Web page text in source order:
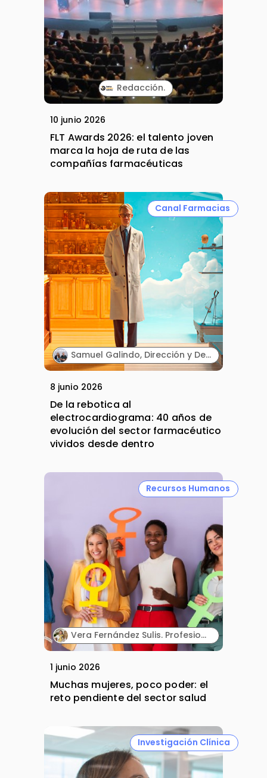
Redacción.
10 junio 2026
FLT Awards 2026: el talento joven
marca la hoja de ruta de las
compañías farmacéuticas
Canal Farmacias
Samuel Galindo, Dirección y Desarrollo de Negocio, y Carmen Galindo, Dirección y Estrategia. Galifarma.
8 junio 2026
De la rebotica al
electrocardiograma: 40 años de
evolución del sector farmacéutico
vividos desde dentro
Recursos Humanos
Vera Fernández Sulis. Profesional senior de Desarrollo de Negocio y Alliance Management en la industria farmacéutica.
1 junio 2026
Muchas mujeres, poco poder: el
reto pendiente del sector salud
Investigación Clínica